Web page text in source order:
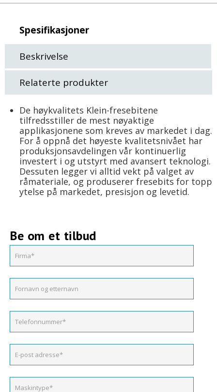
Spesifikasjoner
Beskrivelse
Relaterte produkter
De høykvalitets Klein-fresebitene
tilfredsstiller de mest nøyaktige
applikasjonene som kreves av markedet i dag.
For å oppnå det høyeste kvalitetsnivået har
produksjonsavdelingen vår kontinuerlig
investert i og utstyrt med avansert teknologi.
Dessuten legger vi alltid vekt på valget av
råmateriale, og produserer fresebits for topp
ytelse på markedet, presisjon og levetid.
Be om et tilbud